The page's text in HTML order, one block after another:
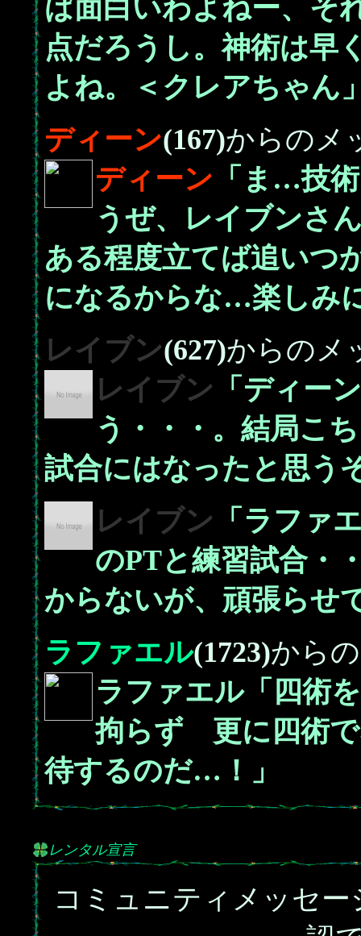
ば面白いわよねー、そ
点だろうし。神術は早
よね。＜クレアちゃん
ディーン(167)からのメ
ディーン 「ま…技
うぜ、レイブンさ
ある程度立てば追いつ
になるからな…楽しみ
レイブン(627)からのメ
レイブン 「ディー
う・・・。結局こ
試合にはなったと思う
レイブン 「ラファ
のPTと練習試合・
からないが、頑張らせ
ラファエル(1723)から
ラファエル「四術
拘らず 更に四術で
待するのだ…！」
レンタル宣言
コミュニティメッセ